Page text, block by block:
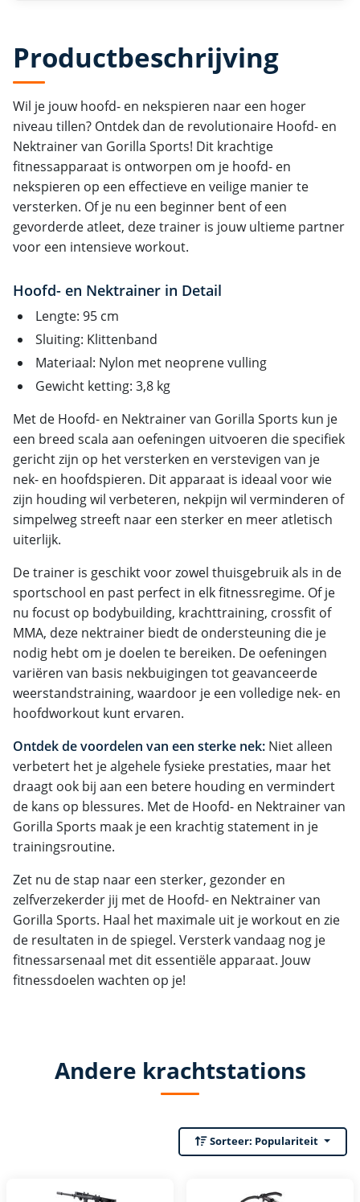
Productbeschrijving
Wil je jouw hoofd- en nekspieren naar een hoger
niveau tillen? Ontdek dan de revolutionaire Hoofd- en
Nektrainer van Gorilla Sports! Dit krachtige
fitnessapparaat is ontworpen om je hoofd- en
nekspieren op een effectieve en veilige manier te
versterken. Of je nu een beginner bent of een
gevorderde atleet, deze trainer is jouw ultieme partner
voor een intensieve workout.
Hoofd- en Nektrainer in Detail
Lengte: 95 cm
Sluiting: Klittenband
Materiaal: Nylon met neoprene vulling
Gewicht ketting: 3,8 kg
Met de Hoofd- en Nektrainer van Gorilla Sports kun je
een breed scala aan oefeningen uitvoeren die specifiek
gericht zijn op het versterken en verstevigen van je
nek- en hoofdspieren. Dit apparaat is ideaal voor wie
zijn houding wil verbeteren, nekpijn wil verminderen of
simpelweg streeft naar een sterker en meer atletisch
uiterlijk.
De trainer is geschikt voor zowel thuisgebruik als in de
sportschool en past perfect in elk fitnessregime. Of je
nu focust op bodybuilding, krachttraining, crossfit of
MMA, deze nektrainer biedt de ondersteuning die je
nodig hebt om je doelen te bereiken. De oefeningen
variëren van basis nekbuigingen tot geavanceerde
weerstandstraining, waardoor je een volledige nek- en
hoofdworkout kunt ervaren.
Ontdek de voordelen van een sterke nek: Niet alleen
verbetert het je algehele fysieke prestaties, maar het
draagt ook bij aan een betere houding en vermindert
de kans op blessures. Met de Hoofd- en Nektrainer van
Gorilla Sports maak je een krachtig statement in je
trainingsroutine.
Zet nu de stap naar een sterker, gezonder en
zelfverzekerder jij met de Hoofd- en Nektrainer van
Gorilla Sports. Haal het maximale uit je workout en zie
de resultaten in de spiegel. Versterk vandaag nog je
fitnessarsenaal met dit essentiële apparaat. Jouw
fitnessdoelen wachten op je!
Andere krachtstations
Sorteer: Populariteit